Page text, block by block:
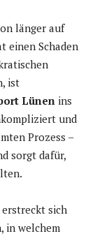
länger auf
einen Schaden
ist
Lünen ins
und
Prozess –
sorgt dafür,
sich
in welchem